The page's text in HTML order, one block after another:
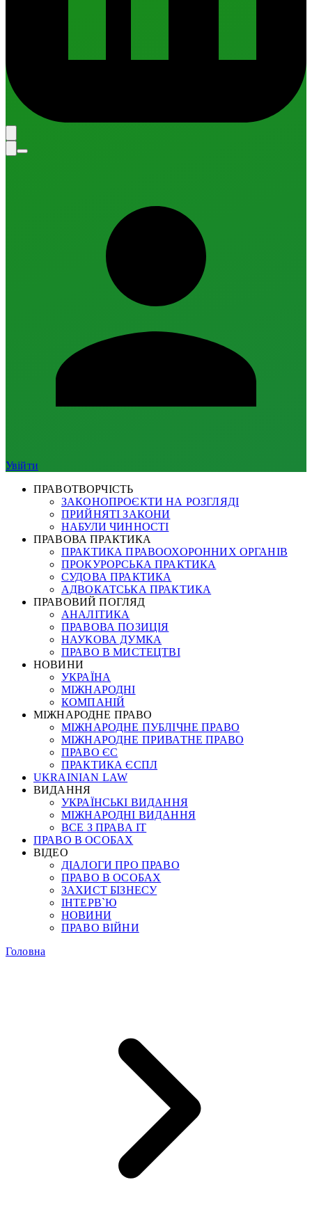
Увійти
ПРАВОТВОРЧІСТЬ
ЗАКОНОПРОЄКТИ НА РОЗГЛЯДІ
ПРИЙНЯТІ ЗАКОНИ
НАБУЛИ ЧИННОСТІ
ПРАВОВА ПРАКТИКА
ПРАКТИКА ПРАВООХОРОННИХ ОРГАНІВ
ПРОКУРОРСЬКА ПРАКТИКА
СУДОВА ПРАКТИКА
АДВОКАТСЬКА ПРАКТИКА
ПРАВОВИЙ ПОГЛЯД
АНАЛІТИКА
ПРАВОВА ПОЗИЦІЯ
НАУКОВА ДУМКА
ПРАВО В МИСТЕЦТВІ
НОВИНИ
УКРАЇНА
МІЖНАРОДНІ
КОМПАНІЙ
МІЖНАРОДНЕ ПРАВО
МІЖНАРОДНЕ ПУБЛІЧНЕ ПРАВО
МІЖНАРОДНЕ ПРИВАТНЕ ПРАВО
ПРАВО ЄС
ПРАКТИКА ЄСПЛ
UKRAINIAN LAW
ВИДАННЯ
УКРАЇНСЬКІ ВИДАННЯ
МІЖНАРОДНІ ВИДАННЯ
ВСЕ З ПРАВА ІТ
ПРАВО В ОСОБАХ
ВІДЕО
ДІАЛОГИ ПРО ПРАВО
ПРАВО В ОСОБАХ
ЗАХИСТ БІЗНЕСУ
ІНТЕРВ`Ю
НОВИНИ
ПРАВО ВІЙНИ
Головна